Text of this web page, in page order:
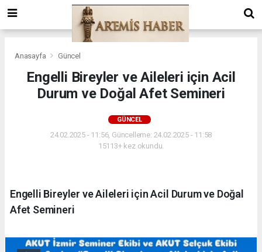
Anasayfa Güncel
Engelli Bireyler ve Aileleri için Acil
Durum ve Doğal Afet Semineri
GÜNCEL
24.02.2025 - 11:56, Güncelleme: 24.02.2025 - 11:58
15113+ kez okundu.
Engelli Bireyler ve Aileleri için Acil Durum ve Doğal
Afet Semineri